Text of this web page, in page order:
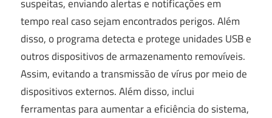
suspeitas, enviando alertas e notificações em
tempo real caso sejam encontrados perigos. Além
disso, o programa detecta e protege unidades USB e
outros dispositivos de armazenamento removíveis.
Assim, evitando a transmissão de vírus por meio de
dispositivos externos. Além disso, inclui
ferramentas para aumentar a eficiência do sistema,